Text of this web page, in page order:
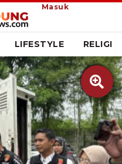
Masuk
LIFESTYLE RELIGI
